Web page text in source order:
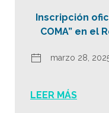
Inscripción
COMA” en el
marzo 28,
LEER MÁS